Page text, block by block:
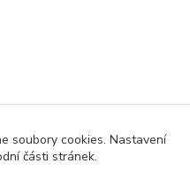
soubory cookies. Nastavení
části stránek.